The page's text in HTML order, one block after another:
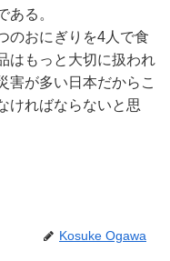
ある。
のおにぎりを4人で食
はもっと大切に扱われ
害が多い日本だからこ
ければならないと思
Kosuke Ogawa